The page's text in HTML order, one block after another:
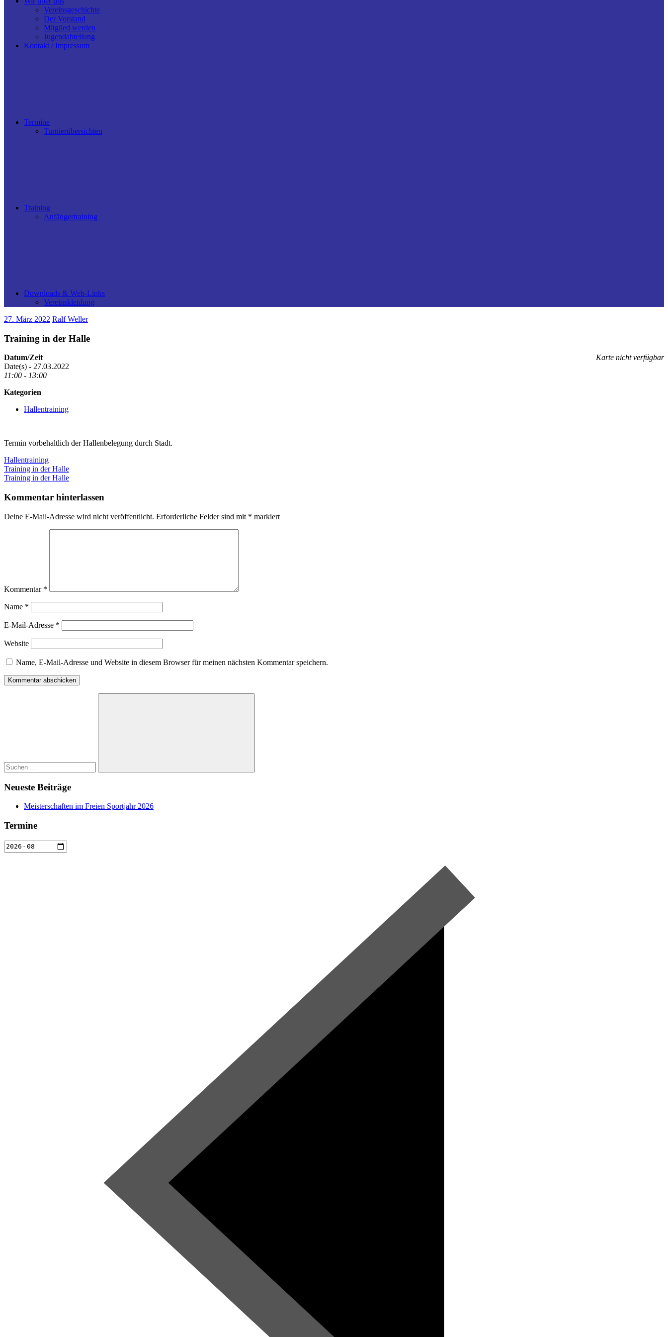
Vereinsgeschichte
Der Vorstand
Mitglied werden
Jugendabteilung
Kontakt / Impressum
Termine
Turnierübersichten
Training
Anfängertraining
Downloads & Web-Links
Vereinskleidung
27. März 2022 Ralf Weller
Training in der Halle
Karte nicht verfügbar
Datum/Zeit
Date(s) - 27.03.2022
11:00 - 13:00
Kategorien
Hallentraining
Termin vorbehaltlich der Hallenbelegung durch Stadt.
Hallentraining
Beitragsnavigation
Vorheriger
Beitrag:
Training in der Halle
Nächster
Training in der Halle
Kommentar hinterlassen
Deine E-Mail-Adresse wird nicht veröffentlicht. Erforderliche Felder sind mit * markiert
Kommentar *
Name *
E-Mail-Adresse *
Website
Name, E-Mail-Adresse und Website in diesem Browser für meinen nächsten Kommentar speichern.
Suchen
Neueste Beiträge
Meisterschaften im Freien Sportjahr 2026
Termine